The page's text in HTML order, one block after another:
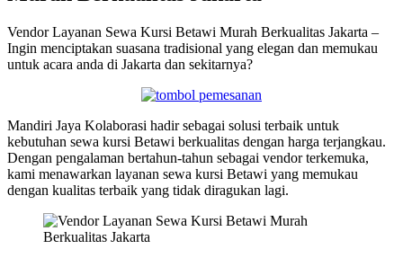
Vendor Layanan Sewa Kursi Betawi Murah Berkualitas Jakarta –
Ingin menciptakan suasana tradisional yang elegan dan memukau
untuk acara anda di Jakarta dan sekitarnya?
Mandiri Jaya Kolaborasi hadir sebagai solusi terbaik untuk
kebutuhan sewa kursi Betawi berkualitas dengan harga terjangkau.
Dengan pengalaman bertahun-tahun sebagai vendor terkemuka,
kami menawarkan layanan sewa kursi Betawi yang memukau
dengan kualitas terbaik yang tidak diragukan lagi.